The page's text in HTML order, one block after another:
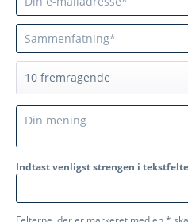
Indtast venligst strengen i